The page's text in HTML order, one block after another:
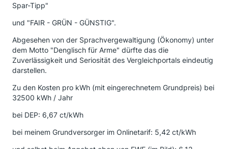
Spar-Tipp"
und "FAIR - GRÜN - GÜNSTIG".
Abgesehen von der Sprachvergewaltigung (Ökonomy) unter
dem Motto "Denglisch für Arme" dürfte das die
Zuverlässigkeit und Seriosität des Vergleichportals eindeutig
darstellen.
Zu den Kosten pro kWh (mit eingerechnetem Grundpreis) bei
32500 kWh / Jahr
bei DEP: 6,67 ct/kWh
bei meinem Grundversorger im Onlinetarif: 5,42 ct/kWh